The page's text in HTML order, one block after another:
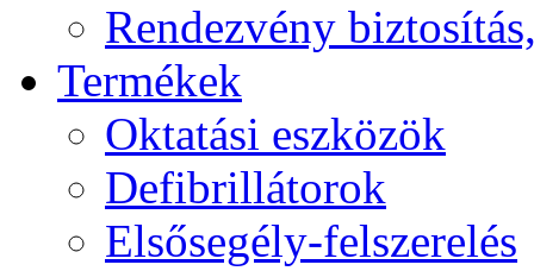
Rendezvény
Termékek
Oktatási eszközök
Defibrillátorok
Elsősegély-felszerelés